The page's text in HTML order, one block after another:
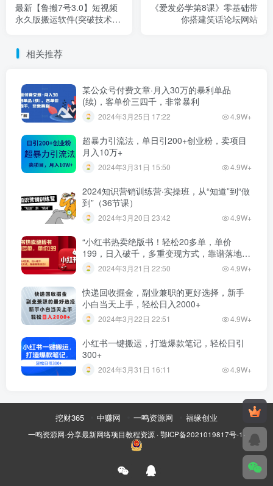
最新【鲁搬7号3.0】短视频
永久版搬运软件(突破技术壁
《爱发必学第8课》零基础带
你搭建笑话论坛网站
相关推荐
某公众号付费文章·月入30万的暴利单品
(续)，客单价三四千，非常暴利
2024年3月25日 17:22 4.9W+
超暴力引流法，单日引200+创业粉，卖项目
月入10万+
2024年3月31日 15:50 4.9W+
2024知识营销训练营·实操班，从“知道”到“做
到”（36节课）
2024年3月20日 23:42 4.9W+
“小红书热卖绝版书！轻松20多单，单价
199，日入破千，多重变现方式，靠谱落地项
目！”2024年3月21日 22:50 4.9W+
快递回收掘金，副业兼职的更好选择，新手
小白当天上手，轻松日入2000+
2024年3月22日 22:51 4.9W+
小红书一键搬运，打造爆款笔记，轻松日引
300+
2024年3月31日 16:11 4.9W+
挖财365 中赚网 一鸣资源网 福缘创业
一鸣资源网-分享最新网络项目教程资源 · 鄂ICP备2021019817号-1 ·